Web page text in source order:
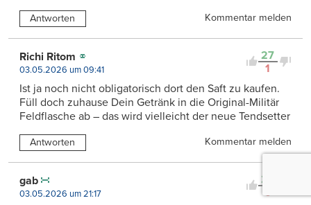
Antworten Kommentar melden
27
1
Richi Ritom
03.05.2026 um 09:41
Ist ja noch nicht obligatorisch dort den Saft zu kaufen.
Füll doch zuhause Dein Getränk in die Original-Militär
Feldflasche ab – das wird vielleicht der neue Tendsetter
Antworten Kommentar melden
23
0
gab
03.05.2026 um 21:17